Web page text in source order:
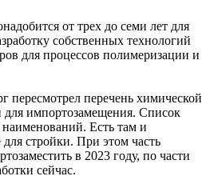
от трех до семи лет для
собственных технологий
для процессов полимеризации и
пересмотрел перечень химической
импортозамещения. Список
наименований. Есть там и
стройки. При этом часть
в 2023 году, по части
сейчас.